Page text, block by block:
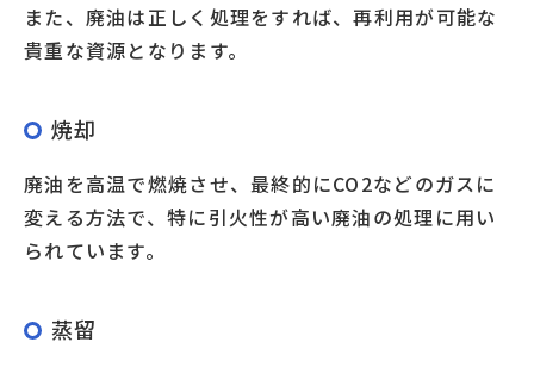
また、廃油は正しく処理をすれば、再利用が可能な
貴重な資源となります。
焼却
廃油を高温で燃焼させ、最終的にCO2などのガスに
変える方法で、特に引火性が高い廃油の処理に用い
られています。
蒸留